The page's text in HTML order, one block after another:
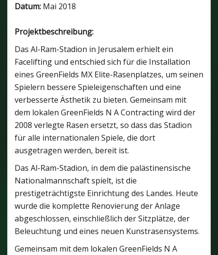
Datum: Mai 2018
Projektbeschreibung:
Das Al-Ram-Stadion in Jerusalem erhielt ein
Facelifting und entschied sich für die Installation
eines GreenFields MX Elite-Rasenplatzes, um seinen
Spielern bessere Spieleigenschaften und eine
verbesserte Ästhetik zu bieten. Gemeinsam mit
dem lokalen GreenFields N A Contracting wird der
2008 verlegte Rasen ersetzt, so dass das Stadion
für alle internationalen Spiele, die dort
ausgetragen werden, bereit ist.
Das Al-Ram-Stadion, in dem die palästinensische
Nationalmannschaft spielt, ist die
prestigeträchtigste Einrichtung des Landes. Heute
wurde die komplette Renovierung der Anlage
abgeschlossen, einschließlich der Sitzplätze, der
Beleuchtung und eines neuen Kunstrasensystems.
Gemeinsam mit dem lokalen GreenFields N A